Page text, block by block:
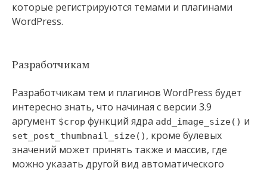
которые регистрируются темами и плагинами
WordPress.
Разработчикам
Разработчикам тем и плагинов WordPress будет
интересно знать, что начиная с версии 3.9
аргумент $crop функций ядра add_image_size() и
set_post_thumbnail_size() , кроме булевых
значений может принять также и массив, где
можно указать другой вид автоматического